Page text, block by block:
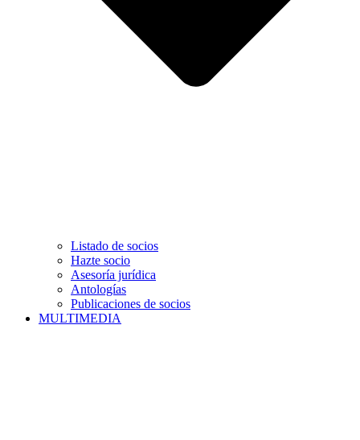
Listado de socios
Hazte socio
Asesoría jurídica
Antologías
Publicaciones de socios
MULTIMEDIA